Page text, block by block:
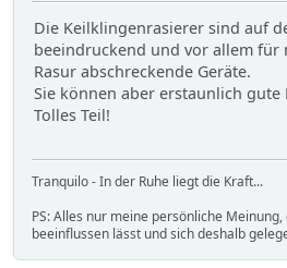
Die Keilklingenrasierer sind auf
beeindruckend und vor allem für
Rasur abschreckende Geräte.
Sie können aber erstaunlich gute
Tolles Teil!
Tranquilo - In der Ruhe liegt die Kraft...
PS: Alles nur meine persönliche
beeinflussen lässt und sich deshalb